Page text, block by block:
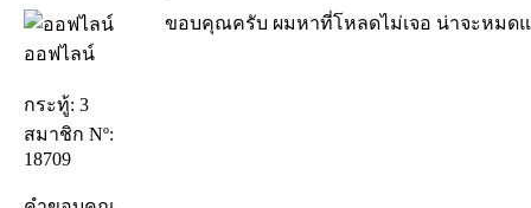
ออฟไลน์
กระทู้: 3
สมาชิก Nº:
18709
ขอบคุณครับ ผมหาที่โหลดไม่เจอ น่าจะหมด